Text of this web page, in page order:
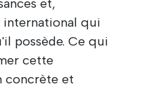
et,
qui
possède. Ce qui
cette
concrète et